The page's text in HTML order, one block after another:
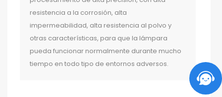
resistencia a la corrosión, alta
impermeabilidad, alta resistencia al polvo y
otras características, para que la lámpara
pueda funcionar normalmente durante mucho
tiempo en todo tipo de entornos adversos.